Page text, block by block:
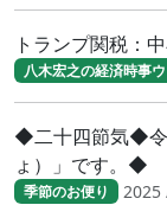
トランプ関税：
八木宏之の経済時事
◆二十四節気◆令
ょ）」です。◆
季節のお便り 2025